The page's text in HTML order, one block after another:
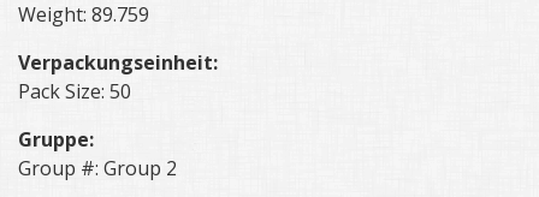
Weight: 89.759
Verpackungseinheit:
Pack Size: 50
Gruppe:
Group #: Group 2